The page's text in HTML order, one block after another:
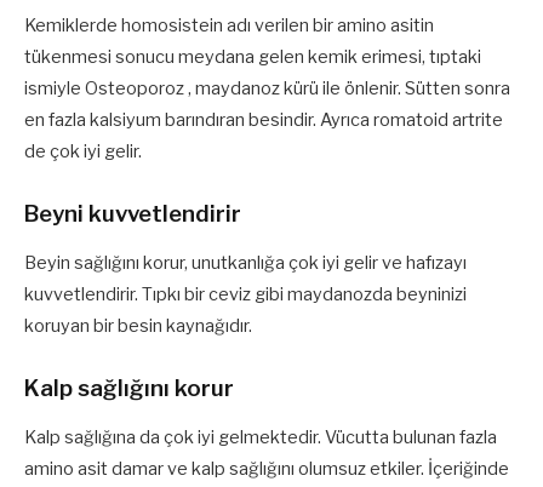
Kemiklerde homosistein adı verilen bir amino asitin
tükenmesi sonucu meydana gelen kemik erimesi, tıptaki
ismiyle Osteoporoz , maydanoz kürü ile önlenir. Sütten sonra
en fazla kalsiyum barındıran besindir. Ayrıca romatoid artrite
de çok iyi gelir.
Beyni kuvvetlendirir
Beyin sağlığını korur, unutkanlığa çok iyi gelir ve hafızayı
kuvvetlendirir. Tıpkı bir ceviz gibi maydanozda beyninizi
koruyan bir besin kaynağıdır.
Kalp sağlığını korur
Kalp sağlığına da çok iyi gelmektedir. Vücutta bulunan fazla
amino asit damar ve kalp sağlığını olumsuz etkiler. İçeriğinde